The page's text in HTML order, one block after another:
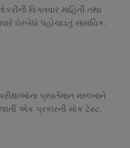
વિગતવાર માહિતી તથા
ઘેરબેઠાં પહોચાડતું સામયિક.
પ્રવર્તમાન માળખાને
એક પ્રકારની મોક ટેસ્ટ.